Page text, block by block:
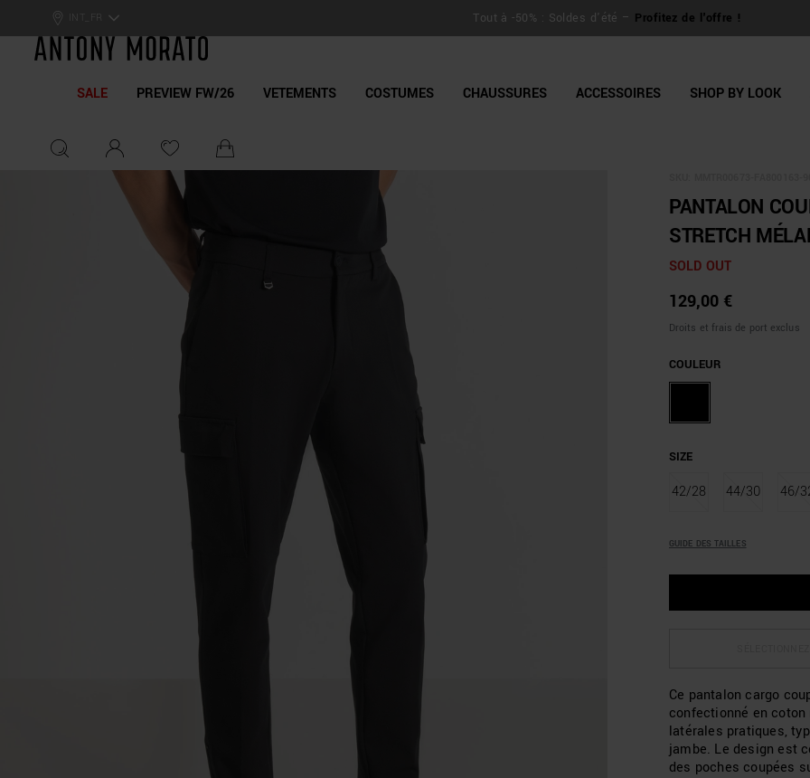
INT_FR Tout à -50% : Soldes d'été – Profitez de l'offre !
Antony Morato - Official Online Shop
SALE PREVIEW FW/26 VETEMENTS COSTUMES CHAUSSURES ACCESSOIRES SHOP BY LOOK
PANTALON
STRETCH
SOLD OUT
129,00 €
Droits et frais de port exclus
COULEUR
SIZE
42/28 44/30 46/
GUIDE DES TAILLES
Ce pantalon cargo
confectionné en
latérales pratiques,
jambe. Le design est
des poches coupées